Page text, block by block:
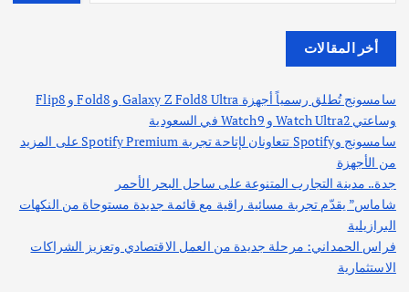
أخر المقالات
سامسونج تُطلق رسمياً أجهزة Galaxy Z Fold8 Ultra و Fold8 و Flip8
وساعتي Watch Ultra2 و Watch9 في السعودية
سامسونج وSpotify تتعاونان لإتاحة تجربة Spotify Premium على المزيد
من الأجهزة
جدة.. مدينة التجارب المتنوعة على ساحل البحر الأحمر
شاماس” يقدّم تجربة مسائية راقية مع قائمة جديدة مستوحاة من النكهات
البرازيلية
فراس الحمداني: مرحلة جديدة من العمل الاقتصادي وتعزيز الشراكات
الاستثمارية